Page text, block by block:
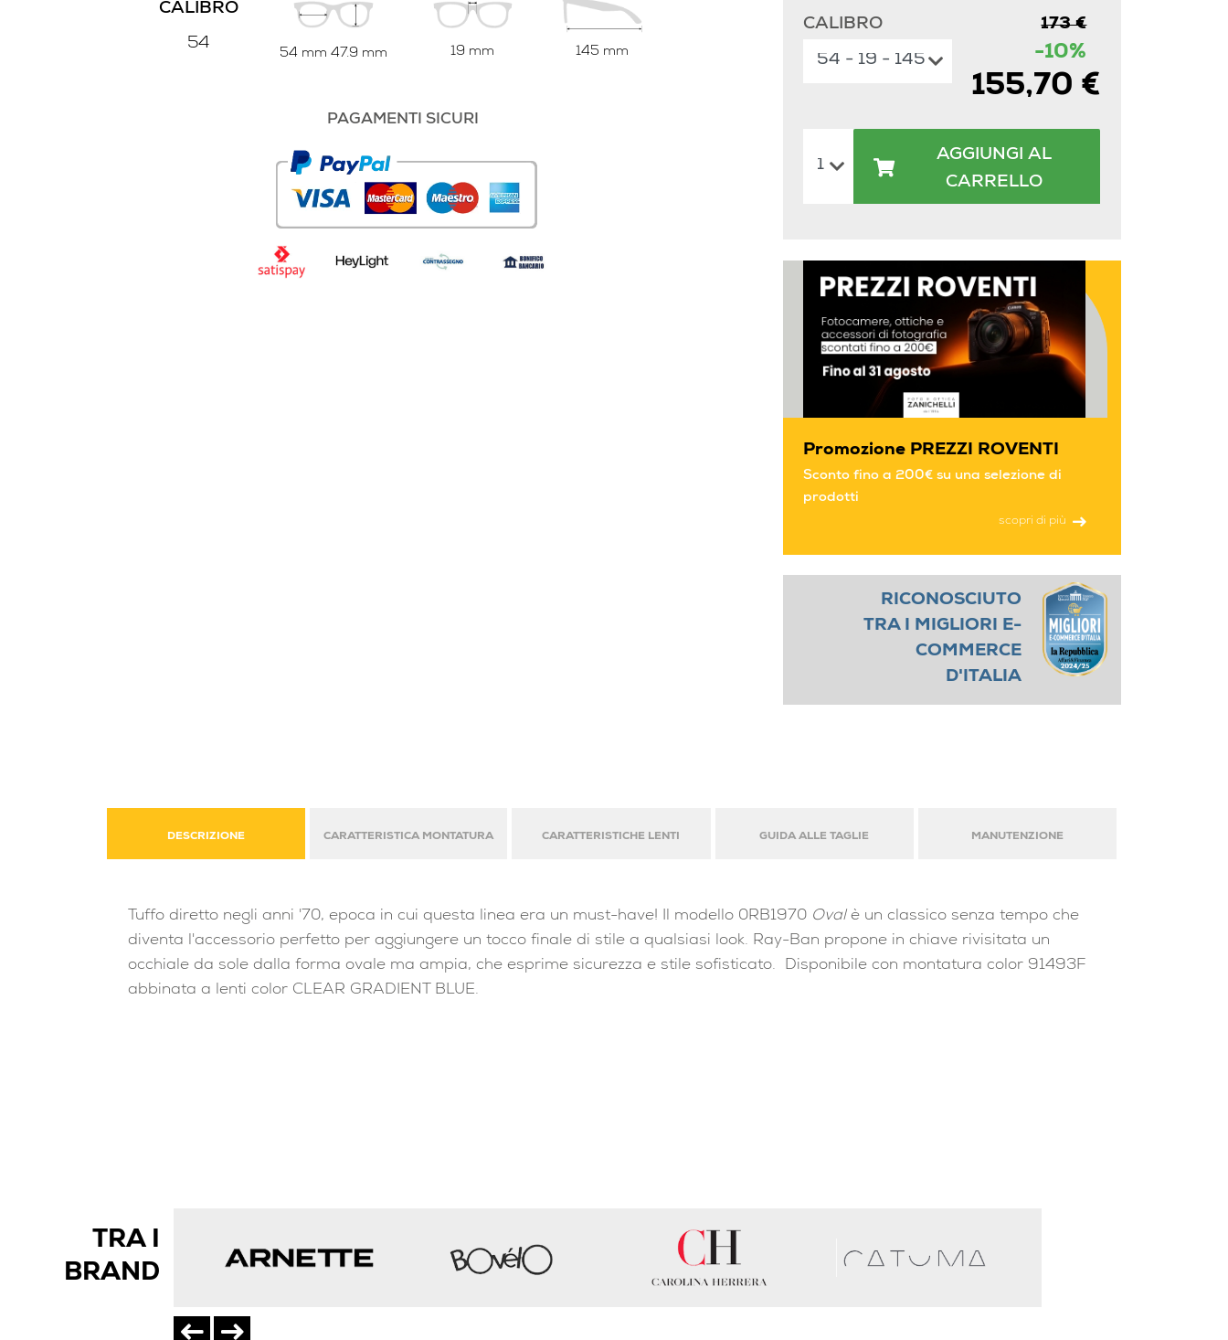
CALIBRO
54
54 mm 47.9 mm 19 mm 145 mm
PAGAMENTI SICURI
CALIBRO 173 €
-10%
155,70 €
AGGIUNGI AL
CARRELLO
Promozione PREZZI ROVENTI
Sconto fino a 200€ su una selezione di
prodotti
scopri di più
RICONOSCIUTO
TRA I MIGLIORI E-
COMMERCE
D'ITALIA
DESCRIZIONE CARATTERISTICA MONTATURA CARATTERISTICHE LENTI GUIDA ALLE TAGLIE MANUTENZIONE
Tuffo diretto negli anni '70, epoca in cui questa linea era un must-have! Il modello 0RB1970 Ovalè un classico senza tempo che
diventa l'accessorio perfetto per aggiungere un tocco finale di stile a qualsiasi look. Ray-Ban propone in chiave rivisitata un
occhiale da sole dalla forma ovale ma ampia, che esprime sicurezza e stile sofisticato. Disponibile con montatura color 91493F
abbinata a lenti color CLEAR GRADIENT BLUE.
TRA I
BRAND